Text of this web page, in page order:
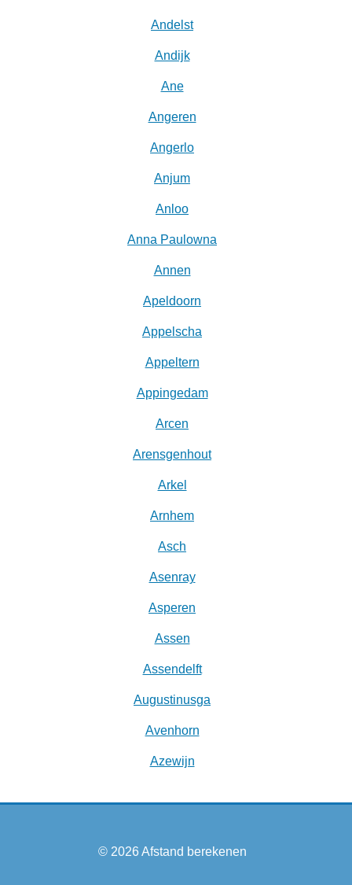
Andelst
Andijk
Ane
Angeren
Angerlo
Anjum
Anloo
Anna Paulowna
Annen
Apeldoorn
Appelscha
Appeltern
Appingedam
Arcen
Arensgenhout
Arkel
Arnhem
Asch
Asenray
Asperen
Assen
Assendelft
Augustinusga
Avenhorn
Azewijn
© 2026Afstand berekenen